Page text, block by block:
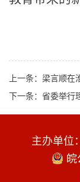
下一条：省委举
主办单位
皖